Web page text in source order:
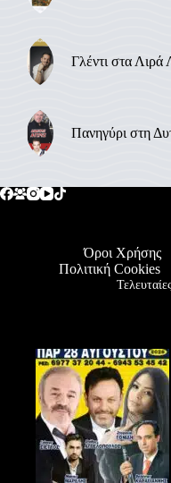
Γλέντι στα Λιρά
Πανηγύρι στη
Όροι Χρήσης
Πολιτική Cookies